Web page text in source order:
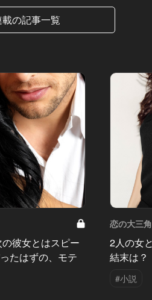
載の記事一覧
彼女とはスピー
たはずの、モテ
恋の大三
2人の女
結末は？
#小説